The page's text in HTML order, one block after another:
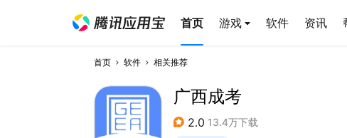
首页 游戏 软件 资讯
首页 软件 相关推荐
广西成考
2.0 13.4万下载